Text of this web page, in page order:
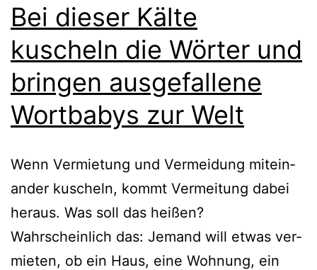
Bei dieser Kälte
kuscheln die Wörter und
bringen ausgefallene
Wortbabys zur Welt
Wenn Vermietung und Vermeidung mit­ein­
an­der kuscheln, kommt Vermeitung dabei
her­aus. Was soll das hei­ßen?
Wahrscheinlich das: Jemand will etwas ver­
mie­ten, ob ein Haus, eine Wohnung, ein